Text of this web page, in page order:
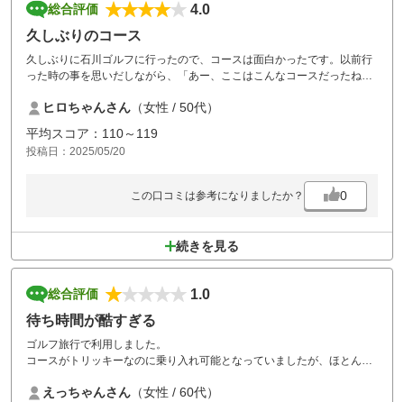
総合評価
4.0
久しぶりのコース
久しぶりに石川ゴルフに行ったので、コースは面白かったです。以前行
った時の事を思いだしながら、「あー、ここはこんなコースだったね」
混雑も無く、待ち時間も無いし、後ろから攻められることもなく自分達
のペースで楽しめました。
食事はもう少し種類があると良いですね。ラーメンとかチャーハンとか
簡単に食べれるような。
ヒロちゃんさん （女性 / 50代）
平均スコア：110～119
投稿日：2025/05/20
この口コミは参考になりましたか？ 0
続きを見る
総合評価
1.0
待ち時間が酷すぎる
ゴルフ旅行で利用しました。
コースがトリッキーなのに乗り入れ可能となっていましたが、ほとんど
それよりも、各ホール待ち時間があり、うんざり。カートに座りに行っ
えっちゃんさん （女性 / 60代）